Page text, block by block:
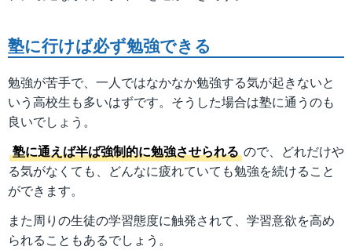
塾に行けば必ず勉強できる
勉強が苦手で、一人ではなかなか勉強する気が起きないと
いう高校生も多いはずです。そうした場合は塾に通うのも
良いでしょう。
塾に通えば半ば強制的に勉強させられる ので、どれだけや
る気がなくても、どんなに疲れていても勉強を続けること
ができます。
また周りの生徒の学習態度に触発されて、学習意欲を高め
られることもあるでしょう。